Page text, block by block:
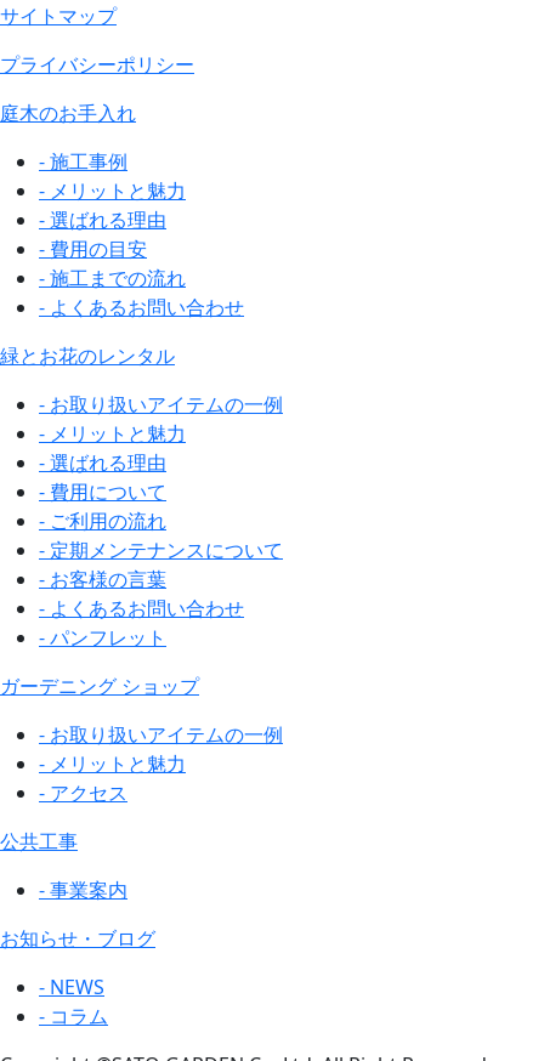
サイトマップ
プライバシーポリシー
庭木のお手入れ
- 施工事例
- メリットと魅力
- 選ばれる理由
- 費用の目安
- 施工までの流れ
- よくあるお問い合わせ
緑とお花のレンタル
- お取り扱いアイテムの一例
- メリットと魅力
- 選ばれる理由
- 費用について
- ご利用の流れ
- 定期メンテナンスについて
- お客様の言葉
- よくあるお問い合わせ
- パンフレット
ガーデニング ショップ
- お取り扱いアイテムの一例
- メリットと魅力
- アクセス
公共工事
- 事業案内
お知らせ・ブログ
- NEWS
- コラム